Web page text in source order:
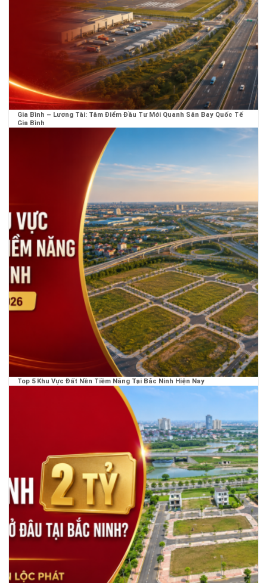
Gia Bình – Lương Tài: Tâm Điểm Đầu Tư Mới Quanh Sân Bay Quốc Tế
Gia Bình
Top 5 Khu Vực Đất Nền Tiềm Năng Tại Bắc Ninh Hiện Nay